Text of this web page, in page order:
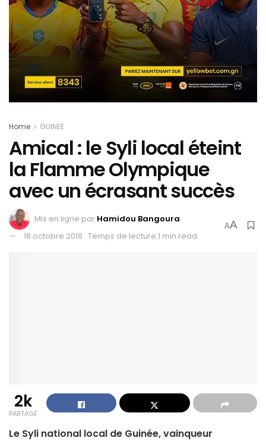
Home GUINEE
Amical : le Syli local éteint
la Flamme Olympique
avec un écrasant succès
Mis en ligne par Hamidou Bangoura
18 octobre 2019 Temps de lecture:1 min read
AA
2k
PARTAGE
Le Syli national local de Guinée, vainqueur